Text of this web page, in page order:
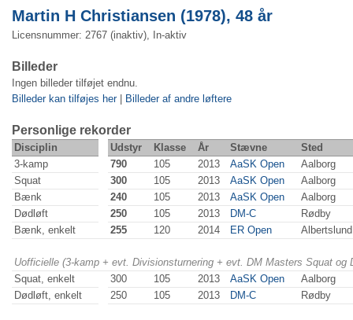
Martin H Christiansen (1978), 48 år
Licensnummer: 2767 (inaktiv), In-aktiv
Billeder
Ingen billeder tilføjet endnu.
Billeder kan tilføjes her| Billeder af andre løftere
Personlige rekorder
Disciplin Udstyr Klasse År Stævne
Sted
3-kamp
790 105 2013 AaSK Open
Aalborg
Squat
300 105 2013 AaSK Open
Aalborg
Bænk
240 105 2013 AaSK Open
Aalborg
Dødløft
250 105 2013 DM-C
Rødby
Bænk, enkelt
255 120 2014 ER Open Albertslund
Uofficielle (3-kamp + evt. Divisionsturnering + evt. DM Masters Squat
Squat, enkelt
300 105 2013 AaSK Open
Aalborg
Dødløft, enkelt
250 105 2013 DM-C Rødby